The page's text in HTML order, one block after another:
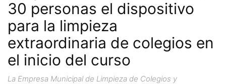
30 personas el dispositivo
para la limpieza
extraordinaria de colegios en
el inicio del curso
La Empresa Municipal de Limpieza de Colegios y